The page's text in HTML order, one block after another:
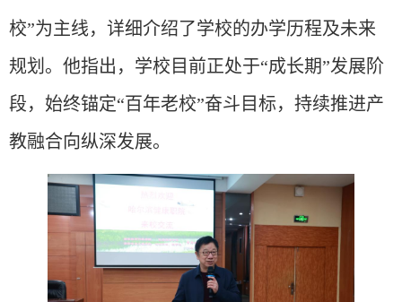
校”为主线，详细介绍了学校的办学历程及未来
规划。他指出，学校目前正处于“成长期”发展阶
段，始终锚定“百年老校”奋斗目标，持续推进产
教融合向纵深发展。